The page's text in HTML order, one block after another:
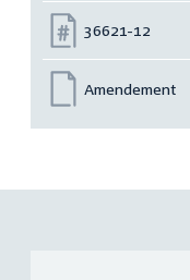
Nummer:
36621-12
Amendement